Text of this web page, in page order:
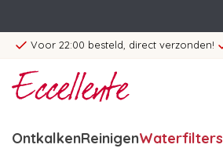
Voor 22:00 besteld, direct verzonden!
OntkalkenReinigenWaterfilters